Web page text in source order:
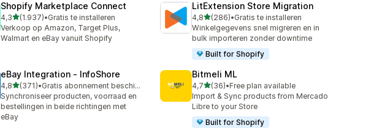
Shopify Marketplace Connect
4,3van 5 sterren
(1.937)
1937 recensies in totaal
•Gratis te installeren
Verkoop op Amazon, Target Plus,
Walmart en eBay vanuit Shopify
LitExtension Store Migration
4,8van 5 sterren
(286)
286 recensies in totaal
•Gratis te installeren
Winkelgegevens snel migreren en in
bulk importeren zonder downtime
Built for Shopify
eBay Integration ‑ InfoShore
4,8van 5 sterren
(371)
371 recensies in totaal
•
Gratis abonnement beschikbaar
Synchroniseer producten, voorraad en
bestellingen in beide richtingen met
eBay
Bitmeli ML
4,7van 5 sterren
(36)
36 recensies in totaal
•Free plan available
Import & Sync products from Mercado
Libre to your Store
Built for Shopify